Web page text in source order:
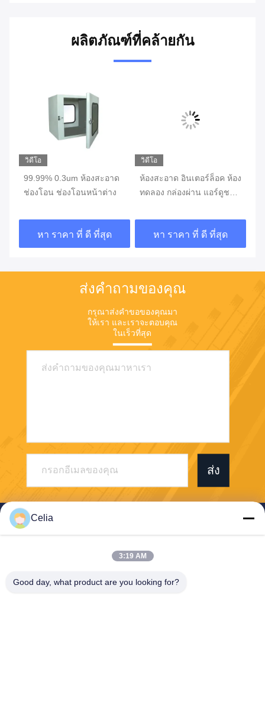
ผลิตภัณฑ์ที่คล้ายกัน
วิดีโอ
99.99% 0.3um ห้องสะอาด
ช่องโอน ช่องโอนหน้าต่าง
หา ราคา ที่ ดี ที่สุด
วิดีโอ
ห้องสะอาด อินเตอร์ล็อค ห้อง
ทดลอง กล่องผ่าน แอร์ดูช
หา ราคา ที่ ดี ที่สุด
ส่งคำถามของคุณ
กรุณาส่งคําขอของคุณมา
ให้เรา และเราจะตอบคุณ
ในเร็วที่สุด
ส่ง
Shenzhen Zhong Jian South Environment
Co., Ltd.
Celia
3:19 AM
Good day, what product are you looking for?